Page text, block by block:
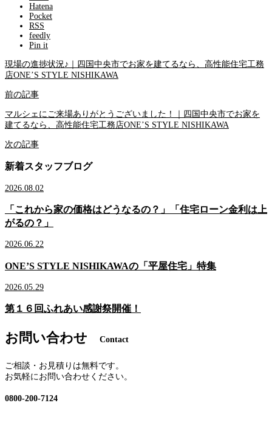
Hatena
Pocket
RSS
feedly
Pin it
現場の進捗状況♪｜四国中央市でお家を建てるなら、高性能住宅工務
店ONE’S STYLE NISHIKAWA
前の記事
マルシェにご来場ありがとうございました！｜四国中央市でお家を
建てるなら、高性能住宅工務店ONE’S STYLE NISHIKAWA
次の記事
新着スタッフブログ
2026.08.02
「これから家の価格はどうなるの？」「住宅ローン金利は上
がるの？」
2026.06.22
ONE’S STYLE NISHIKAWAの「平屋住宅」特集
2026.05.29
第１６回ふれあい感謝祭開催！
お問い合わせ Contact
ご相談・お見積りは無料です。
お気軽にお問い合わせください。
0800-200-7124